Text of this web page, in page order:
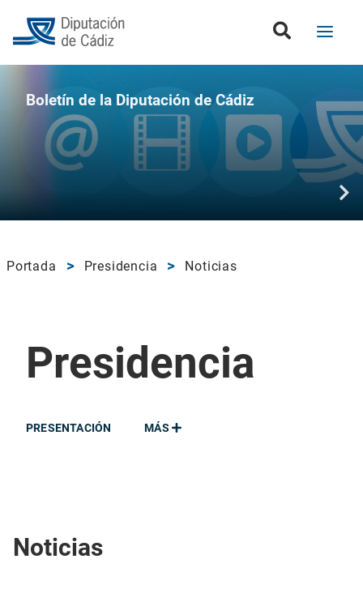
Boletín de la Diputación de Cádiz
Portada Presidencia Noticias
Presidencia
MÁS
PRESENTACIÓN
Noticias